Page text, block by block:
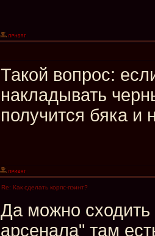
Такой вопрос:
накладывать
получится бяка и
Re: Как сделать корпс-пэинт?
Да можно сходить
арсенала" там